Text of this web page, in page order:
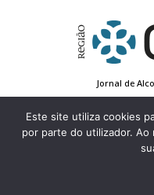
Jornal de
Estatuto Editorial
Conta de
© 2022 Região de
Este site utiliza cookies
por parte do utilizador.